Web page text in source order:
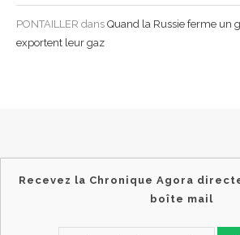
PONTAILLER dans Quand la Russie ferme un
exportent leur gaz
Recevez la Chronique Agora
boîte mail